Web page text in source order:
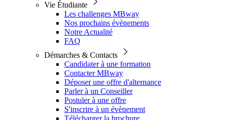
Vie Étudiante
Les challenges MBway
Nos prochains évènements
Notre Actualité
FAQ
Démarches & Contacts
Candidater à une formation
Contacter MBway
Déposer une offre d'alternance
Parler à un Conseiller
Postuler à une offre
S'inscrire à un évènement
Télécharger la brochure